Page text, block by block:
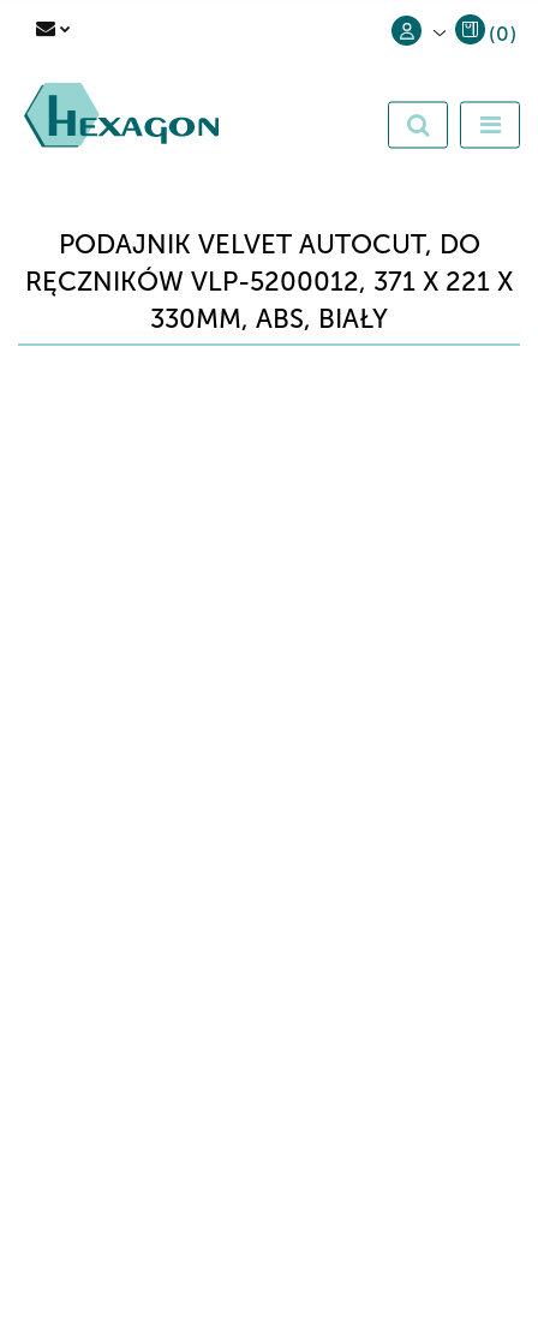
Zarejestruj się
(0)
PODAJNIK VELVET AUTOCUT, DO
RĘCZNIKÓW VLP-5200012, 371 X 221 X
330MM, ABS, BIAŁY